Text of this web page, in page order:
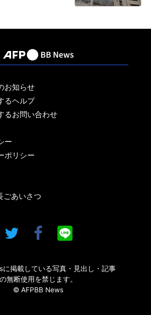
お知らせ
るヘルプ
るお問い合わせ
ー
ポリシー
ごあいさつ
に掲載している写真・見出し・記事
の無断使用を禁じます。
© AFPBB News